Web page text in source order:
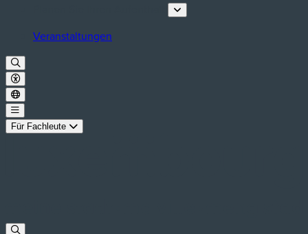
Veranstaltungen
Für Fachleute